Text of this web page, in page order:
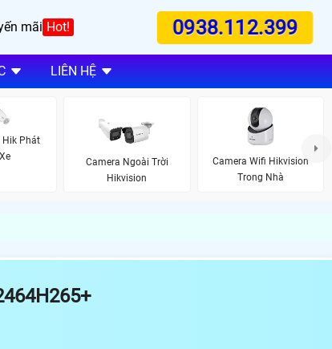
mãi Hot! 0938.112.399
LIÊN HỆ
Hik Phát
Camera Ngoài Trời
Hikvision
Camera Wifi Hikvision
Trong Nhà